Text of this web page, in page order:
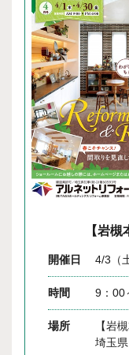
【岩
開催日 4/3（
時間 9：00
場所
【岩
埼玉